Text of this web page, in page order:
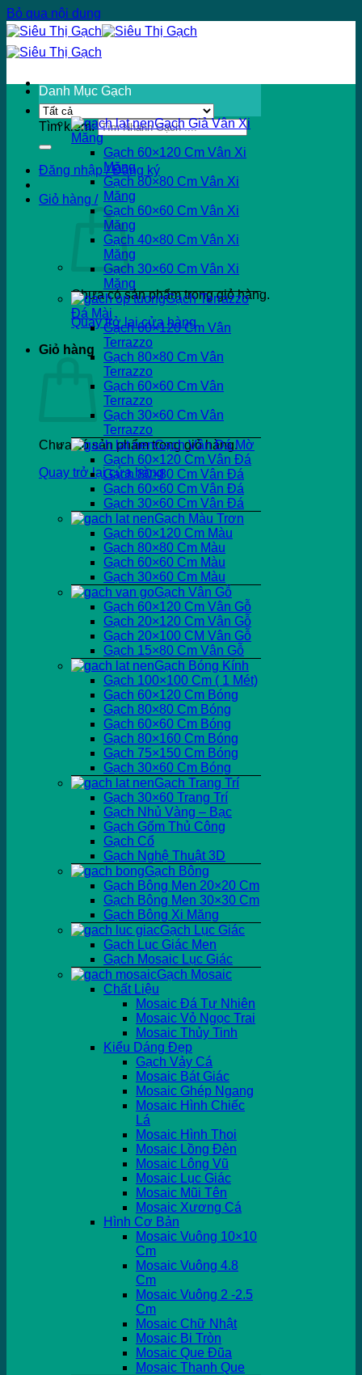
Bỏ qua nội dung
Tìm kiếm:
Đăng nhập / Đăng ký
Giỏ hàng /
Chưa có sản phẩm trong giỏ hàng.
Quay trở lại cửa hàng
Giỏ hàng
Chưa có sản phẩm trong giỏ hàng.
Quay trở lại cửa hàng
Danh Mục Gạch
Gạch Giả Vân Xi
Măng
Gạch 60×120 Cm Vân Xi
Măng
Gạch 80×80 Cm Vân Xi
Măng
Gạch 60×60 Cm Vân Xi
Măng
Gạch 40×80 Cm Vân Xi
Măng
Gạch 30×60 Cm Vân Xi
Măng
Gạch Terrazzo
Đá Mài
Gạch 60×120 Cm Vân
Terrazzo
Gạch 80×80 Cm Vân
Terrazzo
Gạch 60×60 Cm Vân
Terrazzo
Gạch 30×60 Cm Vân
Terrazzo
Gạch Vân Đá Mờ
Gạch 60×120 Cm Vân Đá
Gạch 80×80 Cm Vân Đá
Gạch 60×60 Cm Vân Đá
Gạch 30×60 Cm Vân Đá
Gạch Màu Trơn
Gạch 60×120 Cm Màu
Gạch 80×80 Cm Màu
Gạch 60×60 Cm Màu
Gạch 30×60 Cm Màu
Gạch Vân Gỗ
Gạch 60×120 Cm Vân Gỗ
Gạch 20×120 Cm Vân Gỗ
Gạch 20×100 CM Vân Gỗ
Gạch 15×80 Cm Vân Gỗ
Gạch Bóng Kính
Gạch 100×100 Cm ( 1 Mét)
Gạch 60×120 Cm Bóng
Gạch 80×80 Cm Bóng
Gạch 60×60 Cm Bóng
Gạch 80×160 Cm Bóng
Gạch 75×150 Cm Bóng
Gạch 30×60 Cm Bóng
Gạch Trang Trí
Gạch 30×60 Trang Trí
Gạch Nhủ Vàng – Bạc
Gạch Gốm Thủ Công
Gạch Cổ
Gạch Nghệ Thuật 3D
Gạch Bông
Gạch Bông Men 20×20 Cm
Gạch Bông Men 30×30 Cm
Gạch Bông Xi Măng
Gạch Lục Giác
Gạch Lục Giác Men
Gạch Mosaic Lục Giác
Gạch Mosaic
Chất Liệu
Mosaic Đá Tự Nhiên
Mosaic Vỏ Ngọc Trai
Mosaic Thủy Tinh
Kiểu Dáng Đẹp
Gạch Vảy Cá
Mosaic Bát Giác
Mosaic Ghép Ngang
Mosaic Hình Chiếc
Lá
Mosaic Hình Thoi
Mosaic Lồng Đèn
Mosaic Lông Vũ
Mosaic Lục Giác
Mosaic Mũi Tên
Mosaic Xương Cá
Hình Cơ Bản
Mosaic Vuông 10×10
Cm
Mosaic Vuông 4.8
Cm
Mosaic Vuông 2 -2.5
Cm
Mosaic Chữ Nhật
Mosaic Bi Tròn
Mosaic Que Đũa
Mosaic Thanh Que